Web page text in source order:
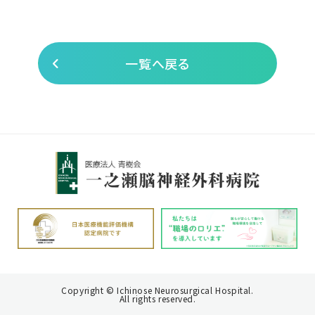
一覧へ戻る
Copyright © Ichinose Neurosurgical Hospital.
All rights reserved.